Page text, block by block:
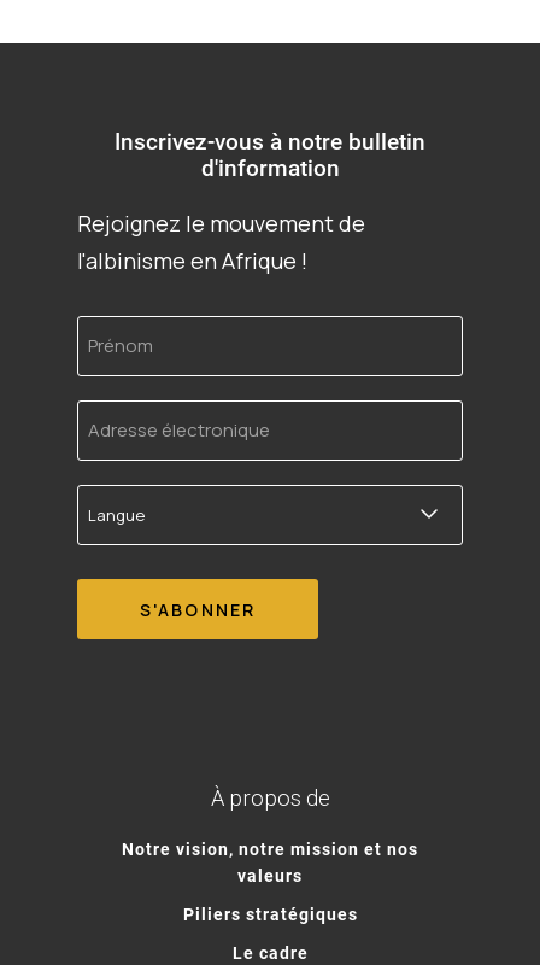
Inscrivez-vous à notre bulletin
d'information
Rejoignez le mouvement de
l'albinisme en Afrique !
Prénom
Adresse
électronique
Langue
À propos de
Notre vision, notre mission et nos
valeurs
Piliers stratégiques
Le cadre